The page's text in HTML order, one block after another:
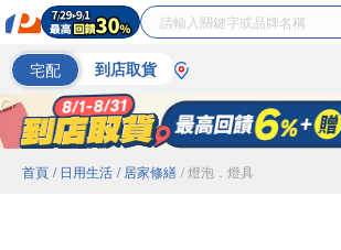
宅配 到店取貨
首頁 / 日用生活 / 居家修繕 / 燈泡．燈具